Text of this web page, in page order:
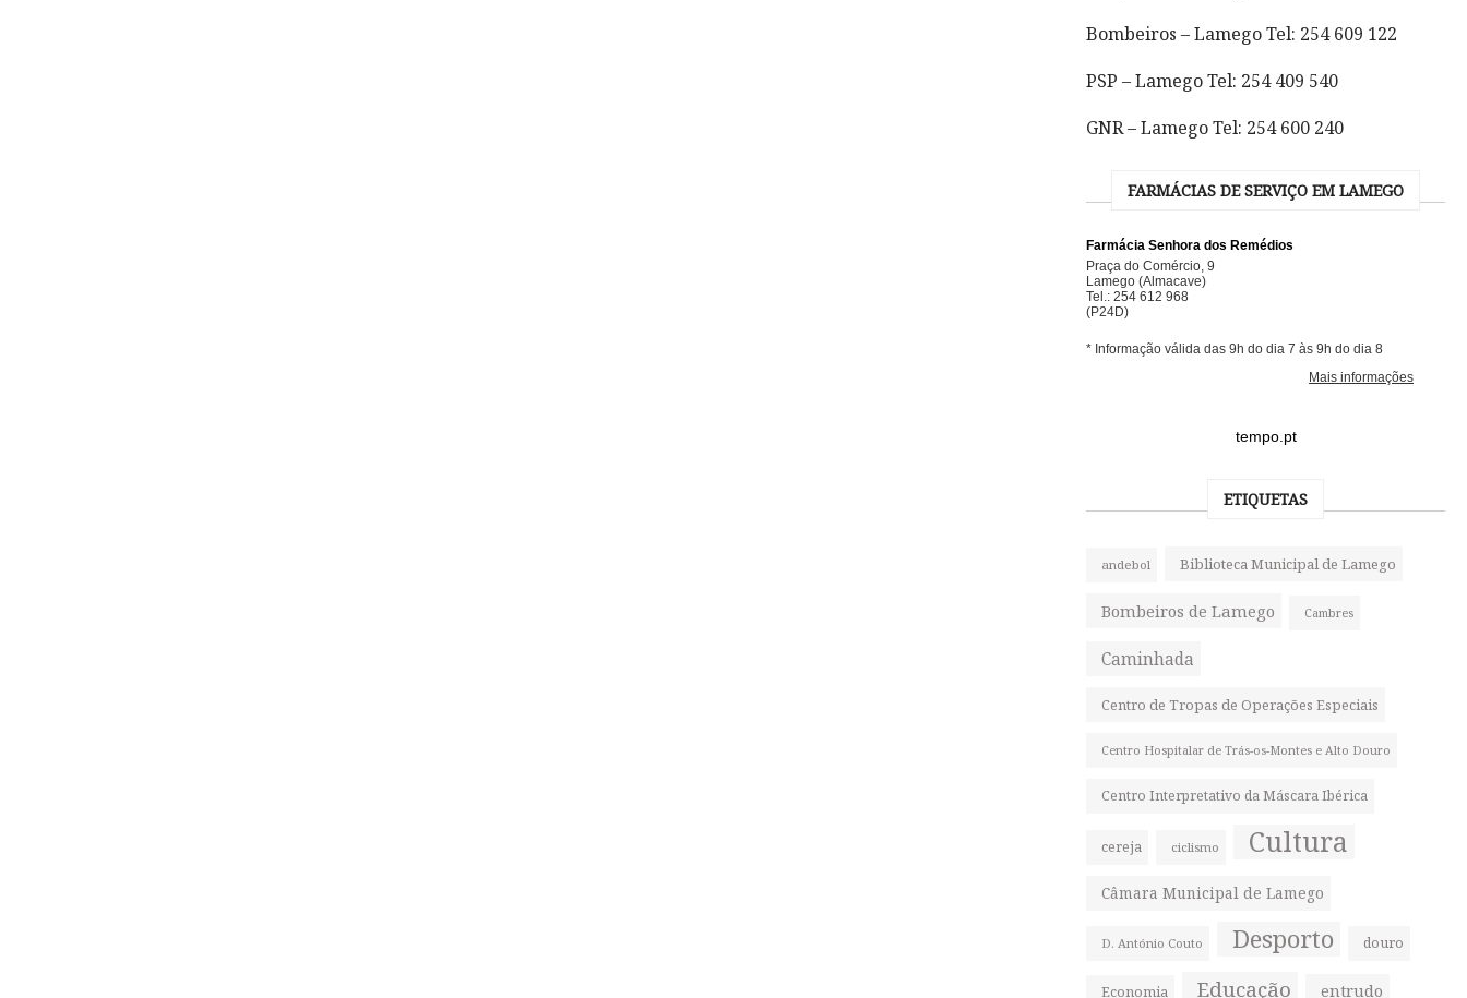
Bombeiros – Lamego Tel: 254 609 122
PSP – Lamego Tel: 254 409 540
GNR – Lamego Tel: 254 600 240
FARMÁCIAS DE SERVIÇO EM LAMEGO
tempo.pt
ETIQUETAS
andebol Biblioteca Municipal de Lamego
Bombeiros de Lamego Cambres
Caminhada
Centro de Tropas de Operações Especiais
Centro Hospitalar de Trás-os-Montes e Alto Douro
Centro Interpretativo da Máscara Ibérica
cereja ciclismo Cultura
Câmara Municipal de Lamego
D. António Couto Desporto douro
Economia Educação entrudo